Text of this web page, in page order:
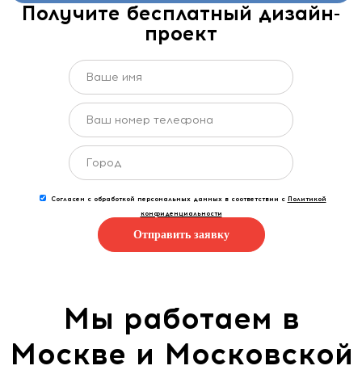
Получите бесплатный дизайн-
проект
Согласен с обработкой персональных данных в соответствии с Политикой
конфиденциальности
Отправить заявку
Мы работаем в
Москве и Московской